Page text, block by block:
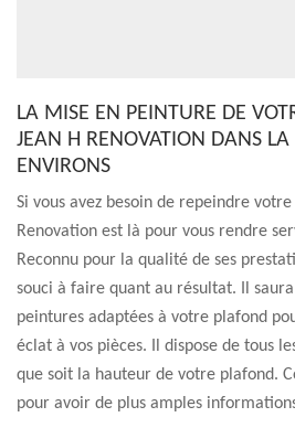
LA MISE EN PEINTURE DE
JEAN H RENOVATION DANS LA
ENVIRONS
Si vous avez besoin de repeindre votre
Renovation est là pour vous rendre
Reconnu pour la qualité de ses
souci à faire quant au résultat. Il
peintures adaptées à votre plafond
éclat à vos pièces. Il dispose de tous
que soit la hauteur de votre plafond.
pour avoir de plus amples